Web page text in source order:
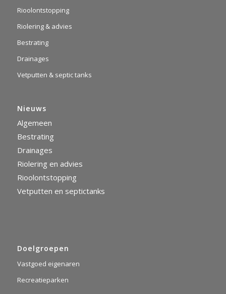
Rioolontstopping
Riolering & advies
Bestrating
Drainages
Vetputten & septic tanks
Nieuws
Algemeen
Bestrating
Drainages
Riolering en advies
Rioolontstopping
Vetputten en septictanks
Doelgroepen
Vastgoed eigenaren
Recreatieparken